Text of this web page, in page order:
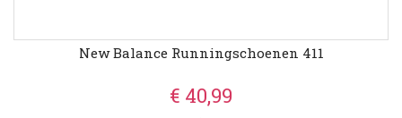
New Balance Runningschoenen 411
€ 40,99